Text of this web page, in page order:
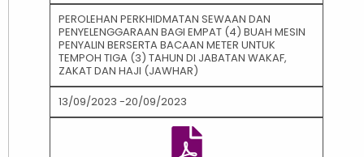
PEROLEHAN PERKHIDMATAN SEWAAN DAN
PENYELENGGARAAN BAGI EMPAT (4) BUAH MESIN
PENYALIN BERSERTA BACAAN METER UNTUK
TEMPOH TIGA (3) TAHUN DI JABATAN WAKAF,
ZAKAT DAN HAJI (JAWHAR)
13/09/2023 -20/09/2023